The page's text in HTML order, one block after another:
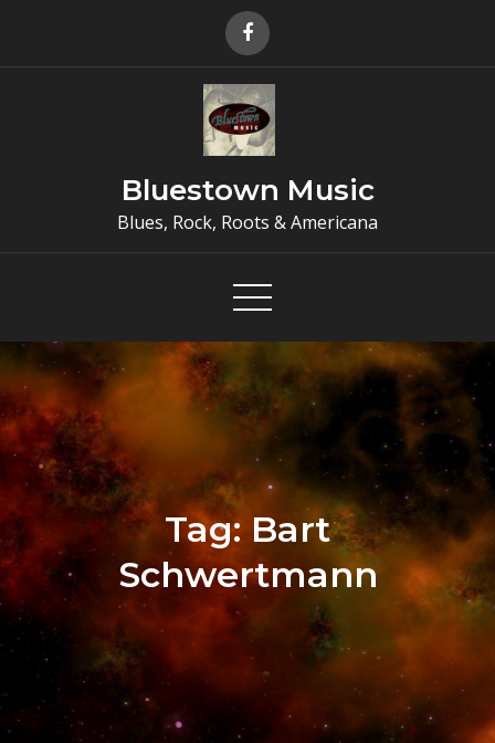
Bluestown Music
Blues, Rock, Roots & Americana
Tag: Bart
Schwertmann